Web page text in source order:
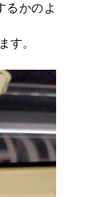
るかのよ
す。